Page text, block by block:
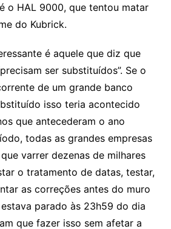
o HAL 9000, que tentou matar
do Kubrick.
é aquele que diz que
ser substituídos”. Se o
de um grande banco
isso teria acontecido
que antecederam o ano
todas as grandes empresas
varrer dezenas de milhares
o tratamento de datas, testar,
as correções antes do muro
parado às 23h59 do dia
que fazer isso sem afetar a